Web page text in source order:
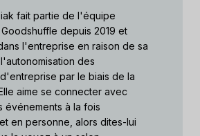
fait partie de l'équipe
depuis 2019 et
l'entreprise en raison de sa
des
par le biais de la
aime se connecter avec
événements à la fois
en personne, alors dites-lui